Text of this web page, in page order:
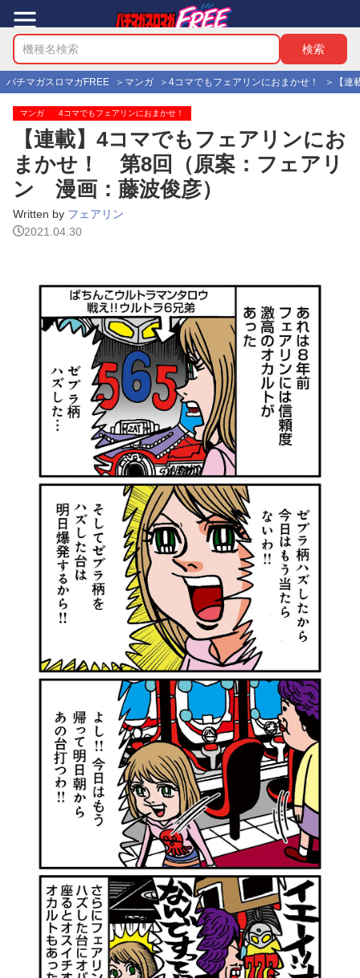
パチマガスロマガFREE マンガ 4コマでもフェアリンにおまかせ！ 【
マンガ 4コマでもフェアリンにおまかせ！
【連載】4コマでもフェアリンにお
まかせ！ 第8回（原案：フェアリ
ン 漫画：藤波俊彦）
Written by フェアリン
2021.04.30